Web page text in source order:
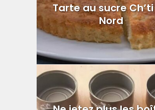
Tarte au sucre
Nord